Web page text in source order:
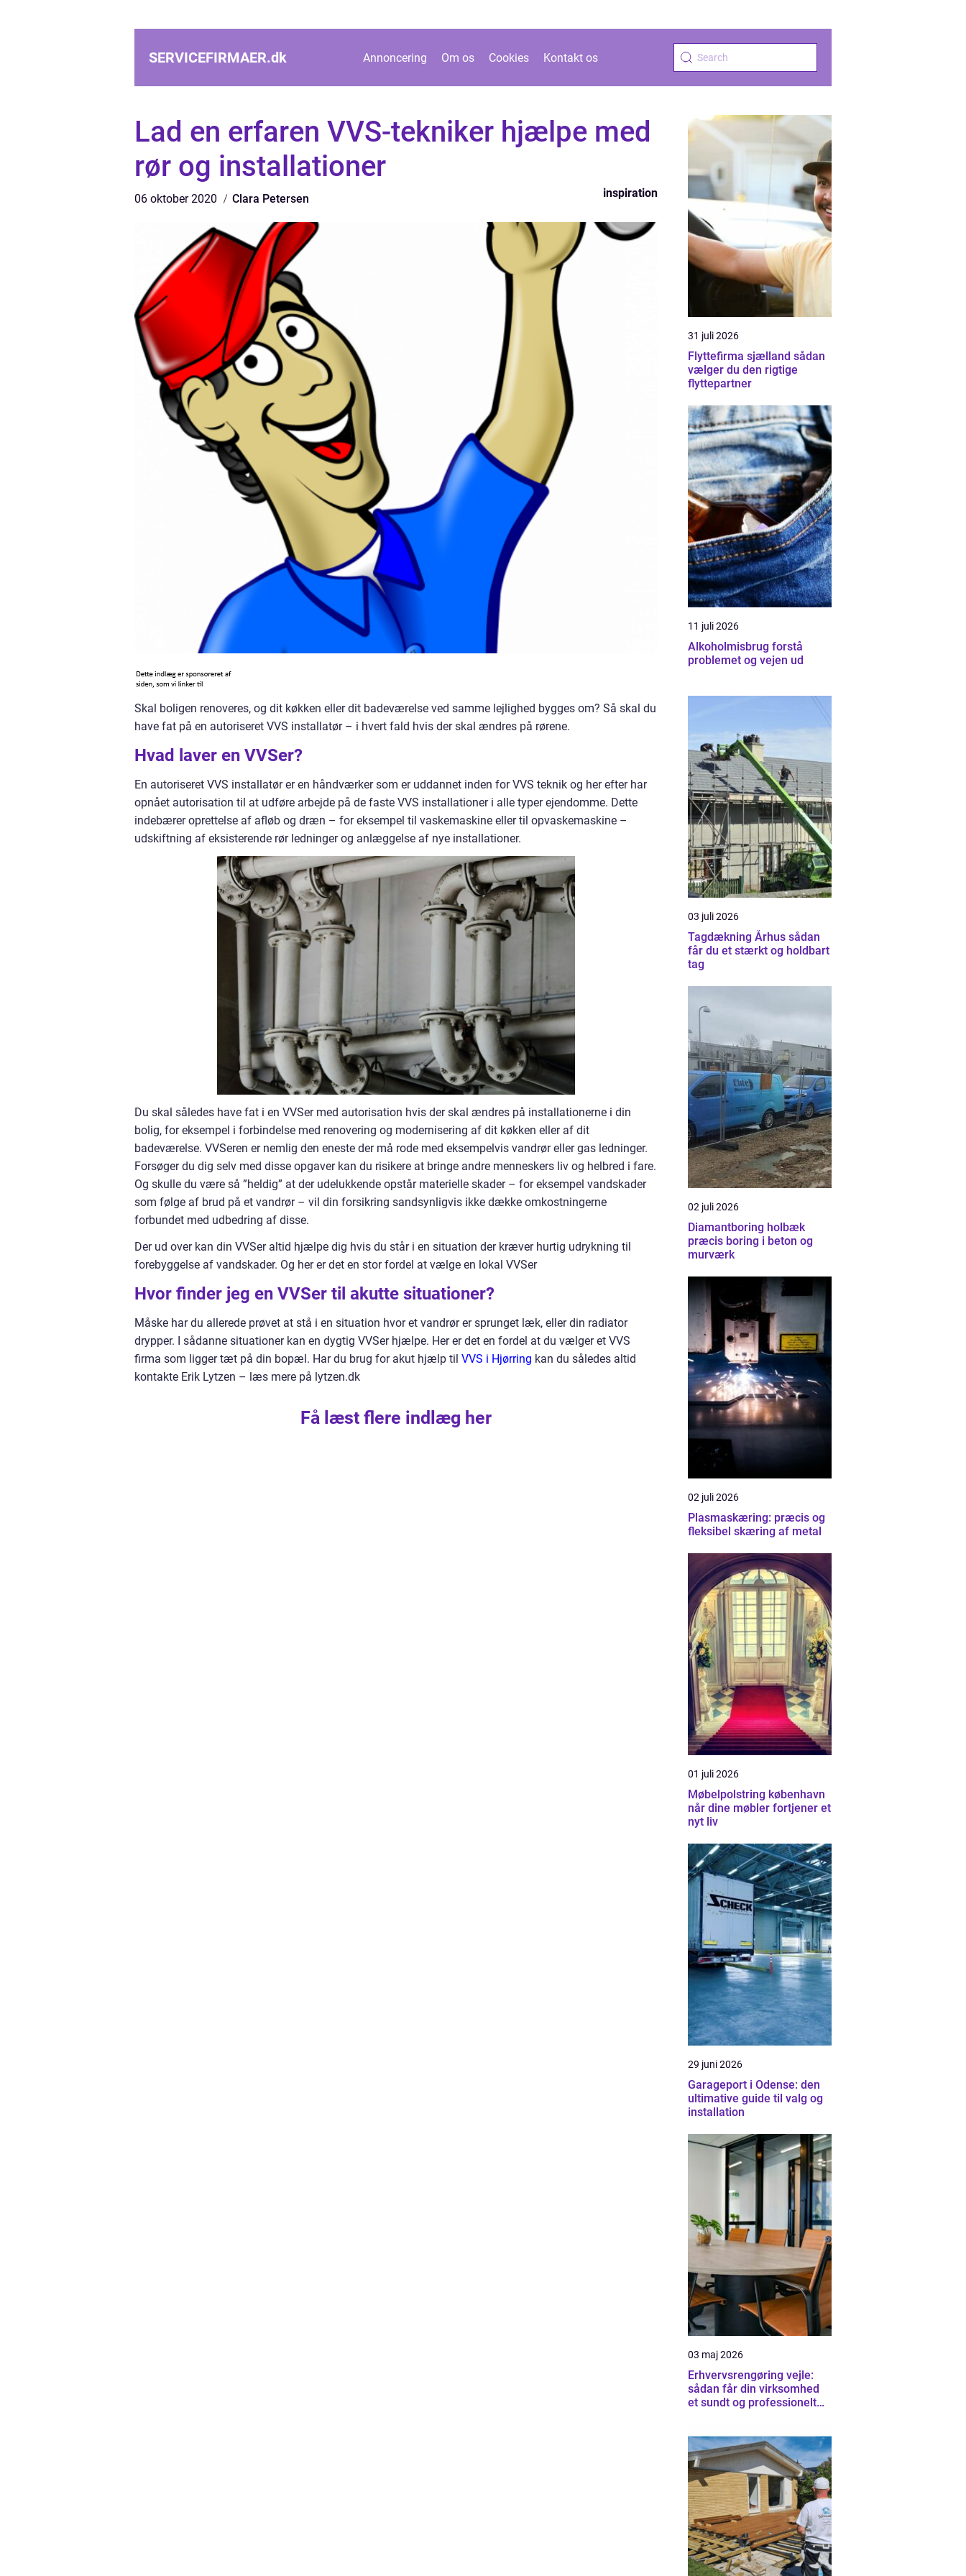
SERVICEFIRMAER.dk Annoncering Om os Cookies Kontakt os
Lad en erfaren VVS-tekniker hjælpe med
rør og installationer
06 oktober 2020 Clara Petersen inspiration
Skal boligen renoveres, og dit køkken eller dit badeværelse ved samme lejlighed bygges om? Så skal du
have fat på en autoriseret VVS installatør – i hvert fald hvis der skal ændres på rørene.
Hvad laver en VVSer?
En autoriseret VVS installatør er en håndværker som er uddannet inden for VVS teknik og her efter har
opnået autorisation til at udføre arbejde på de faste VVS installationer i alle typer ejendomme. Dette
indebærer oprettelse af afløb og dræn – for eksempel til vaskemaskine eller til opvaskemaskine –
udskiftning af eksisterende rør ledninger og anlæggelse af nye installationer.
Du skal således have fat i en VVSer med autorisation hvis der skal ændres på installationerne i din
bolig, for eksempel i forbindelse med renovering og modernisering af dit køkken eller af dit
badeværelse. VVSeren er nemlig den eneste der må rode med eksempelvis vandrør eller gas ledninger.
Forsøger du dig selv med disse opgaver kan du risikere at bringe andre menneskers liv og helbred i fare.
Og skulle du være så ”heldig” at der udelukkende opstår materielle skader – for eksempel vandskader
som følge af brud på et vandrør – vil din forsikring sandsynligvis ikke dække omkostningerne
forbundet med udbedring af disse.
Der ud over kan din VVSer altid hjælpe dig hvis du står i en situation der kræver hurtig udrykning til
forebyggelse af vandskader. Og her er det en stor fordel at vælge en lokal VVSer
Hvor finder jeg en VVSer til akutte situationer?
Måske har du allerede prøvet at stå i en situation hvor et vandrør er sprunget læk, eller din radiator
drypper. I sådanne situationer kan en dygtig VVSer hjælpe. Her er det en fordel at du vælger et VVS
firma som ligger tæt på din bopæl. Har du brug for akut hjælp til VVS i Hjørring kan du således altid
kontakte Erik Lytzen – læs mere på lytzen.dk
Få læst flere indlæg her
31 juli 2026
Flyttefirma sjælland sådan
vælger du den rigtige
flyttepartner
11 juli 2026
Alkoholmisbrug forstå
problemet og vejen ud
03 juli 2026
Tagdækning Århus sådan
får du et stærkt og holdbart
tag
02 juli 2026
Diamantboring holbæk
præcis boring i beton og
murværk
02 juli 2026
Plasmaskæring: præcis og
fleksibel skæring af metal
01 juli 2026
Møbelpolstring københavn
når dine møbler fortjener et
nyt liv
29 juni 2026
Garageport i Odense: den
ultimative guide til valg og
installation
03 maj 2026
Erhvervsrengøring vejle:
sådan får din virksomhed
et sundt og professionelt